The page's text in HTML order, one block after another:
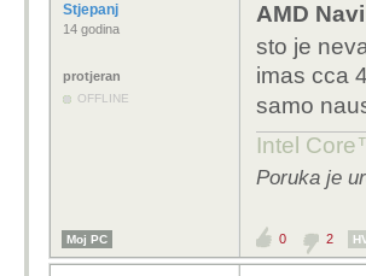
Stjepanj
14 godina
protjeran
OFFLINE
AMD Navi
sto je
imas cca
samo
Intel
Poruka je
Moj PC 0 2